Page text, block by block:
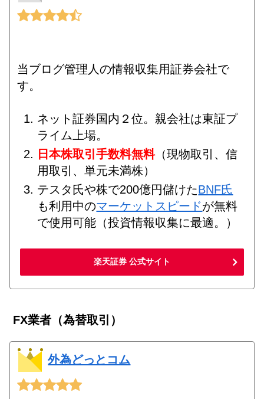
当ブログ管理人の情報収集用証券会社で
す。
ネット証券国内２位。親会社は東証プ
ライム上場。
日本株取引手数料無料（現物取引、信
用取引、単元未満株）
テスタ氏や株で200億円儲けたBNF氏
も利用中のマーケットスピードが無料
で使用可能（投資情報収集に最適。）
楽天証券 公式サイト
FX業者（為替取引）
外為どっとコム